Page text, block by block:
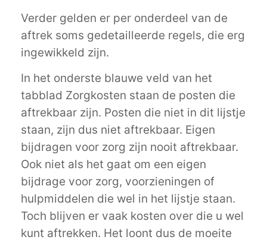
Verder gelden er per onderdeel van de
aftrek soms gedetailleerde regels, die erg
ingewikkeld zijn.
In het onderste blauwe veld van het
tabblad Zorgkosten staan de posten die
aftrekbaar zijn. Posten die niet in dit lijstje
staan, zijn dus niet aftrekbaar. Eigen
bijdragen voor zorg zijn nooit aftrekbaar.
Ook niet als het gaat om een eigen
bijdrage voor zorg, voorzieningen of
hulpmiddelen die wel in het lijstje staan.
Toch blijven er vaak kosten over die u wel
kunt aftrekken. Het loont dus de moeite